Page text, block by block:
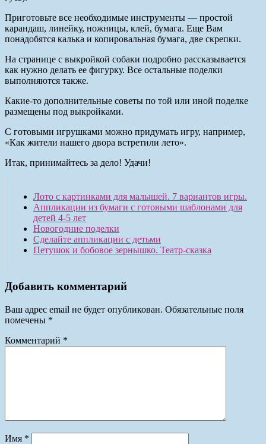
Приготовьте все необходимые инструменты — простой
карандаш, линейку, ножницы, клей, бумага. Еще Вам
понадобятся калька и копировальная бумага, две скрепки.
На странице с выкройкой собаки подробно рассказывается
как нужно делать ее фигурку. Все остальные поделки
выполняются также.
Какие-то дополнительные советы по той или иной поделке
размещены под выкройками.
С готовыми игрушками можно придумать игру, например,
«Как жители нашего двора встретили лето».
Итак, принимайтесь за дело! Удачи!
Лото с картинками для малышей. 7 вариантов игры.
Аппликации из бумаги с готовыми шаблонами для
детей 4-5 лет
Новогодние поделки
Сделайте аппликации с детьми
Петушок и бобовое зернышко. Театр-сказка
Добавить комментарий
Ваш адрес email не будет опубликован. Обязательные поля
помечены *
Комментарий *
Имя *